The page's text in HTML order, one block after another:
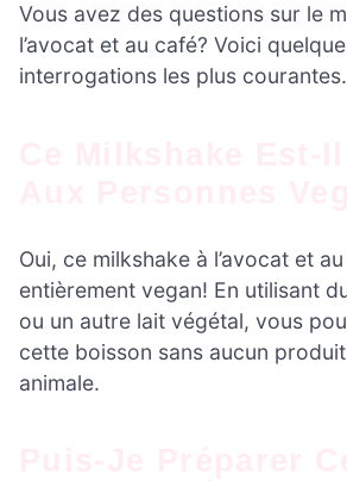
Vous avez des questions sur le
l’avocat et au café? Voici
interrogations les plus courantes.
Oui, ce milkshake à l’avocat et
entièrement vegan! En utilisant
ou un autre lait végétal, vous
cette boisson sans aucun produit
animale.